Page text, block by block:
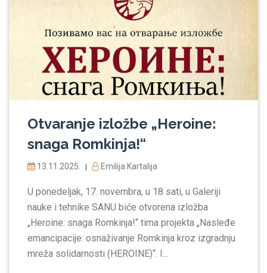
Otvaranje izložbe „Heroine:
snaga Romkinja!“
13.11.2025. | Emilija Kartalija
U ponedeljak, 17. novembra, u 18 sati, u Galeriji
nauke i tehnike SANU biće otvorena izložba
„Heroine: snaga Romkinja!“ tima projekta „Nasleđe
emancipacije: osnaživanje Romkinja kroz izgradnju
mreža solidarnosti (HEROINЕ)“. I...